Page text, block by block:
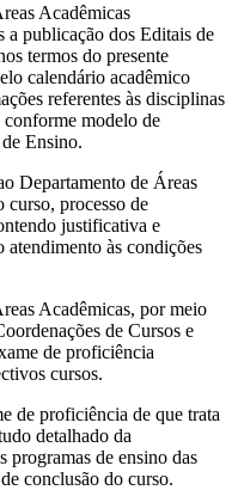
Acadêmicas
a publicação dos Editais de
termos do presente
calendário acadêmico
referentes às disciplinas
conforme modelo de
Ensino.
Departamento de Áreas
curso, processo de
justificativa e
às condições
Acadêmicas, por meio
de Cursos e
de proficiência
cursos.
de proficiência de que trata
detalhado da
programas de ensino das
conclusão do curso.